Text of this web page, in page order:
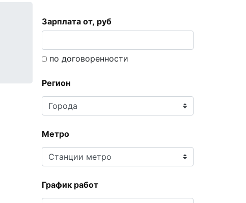
Зарплата от, руб
по договоренности
Регион
Метро
График работ